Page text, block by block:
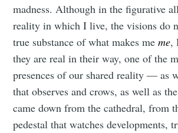
madness. Although in the figurative
reality in which I live, the visions do
true substance of what makes meme,
they are real in their way, one of the
presences of our shared reality — as
that observes and crows, as well as
came down from the cathedral, from
pedestal that watches developments,